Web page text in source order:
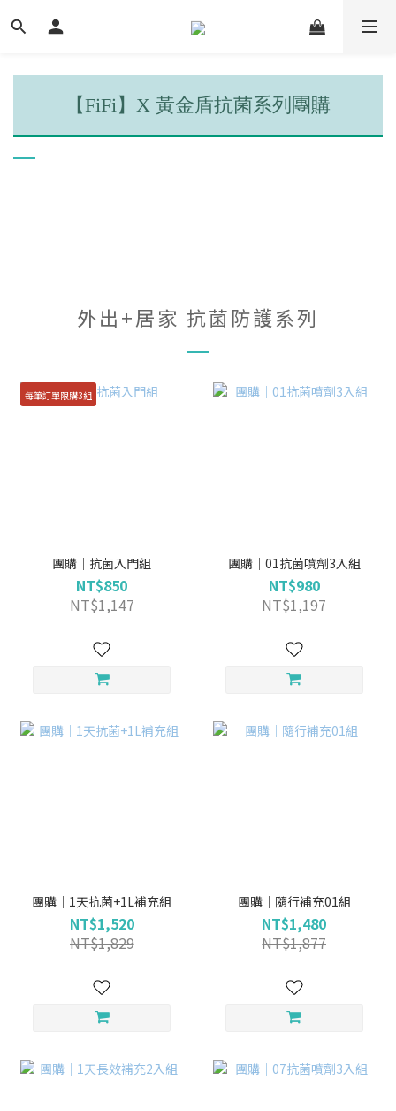
【FiFi】X 黃金盾抗菌系列團購
外出+居家 抗菌防護系列
每筆訂單限購3組
團購｜抗菌入門組
NT$850
NT$1,147
團購｜01抗菌噴劑3入組
NT$980
NT$1,197
團購｜1天抗菌+1L補充組
NT$1,520
NT$1,829
團購｜隨行補充01組
NT$1,480
NT$1,877